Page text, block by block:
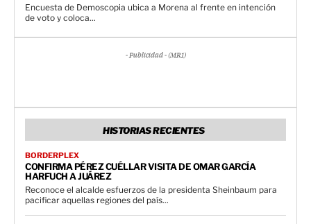
Encuesta de Demoscopia ubica a Morena al frente en intención
de voto y coloca...
- Publicidad - (MR1)
HISTORIAS RECIENTES
BORDERPLEX
CONFIRMA PÉREZ CUÉLLAR VISITA DE OMAR GARCÍA
HARFUCH A JUÁREZ
Reconoce el alcalde esfuerzos de la presidenta Sheinbaum para
pacificar aquellas regiones del país...